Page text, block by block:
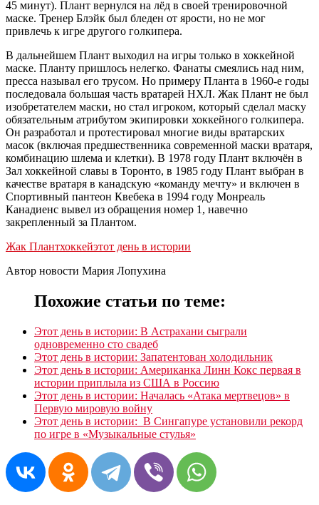
45 минут). Плант вернулся на лёд в своей тренировочной
маске. Тренер Блэйк был бледен от ярости, но не мог
привлечь к игре другого голкипера.
В дальнейшем Плант выходил на игры только в хоккейной
маске. Планту пришлось нелегко. Фанаты смеялись над ним,
пресса называл его трусом. Но примеру Планта в 1960-е годы
последовала большая часть вратарей НХЛ. Жак Плант не был
изобретателем маски, но стал игроком, который сделал маску
обязательным атрибутом экипировки хоккейного голкипера.
Он разработал и протестировал многие виды вратарских
масок (включая предшественника современной маски вратаря,
комбинацию шлема и клетки). В 1978 году Плант включён в
Зал хоккейной славы в Торонто, в 1985 году Плант выбран в
качестве вратаря в канадскую «команду мечту» и включен в
Спортивный пантеон Квебека в 1994 году Монреаль
Канадиенс вывел из обращения номер 1, навечно
закрепленный за Плантом.
Жак Плантхоккейэтот день в истории
Автор новости Мария Лопухина
Похожие статьи по теме:
Этот день в истории: В Астрахани сыграли
одновременно сто свадеб
Этот день в истории: Запатентован холодильник
Этот день в истории: Американка Линн Кокс первая в
истории приплыла из США в Россию
Этот день в истории: Началась «Атака мертвецов» в
Первую мировую войну
Этот день в истории: В Сингапуре установили рекорд
по игре в «Музыкальные стулья»